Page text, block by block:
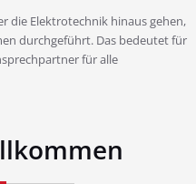
die Elektrotechnik hinaus gehen,
durchgeführt. Das bedeutet für
für alle